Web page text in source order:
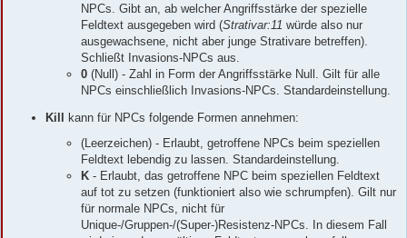
NPCs. Gibt an, ab welcher Angriffsstärke der spezielle
Feldtext ausgegeben wird (Strativar:11 würde also nur
ausgewachsene, nicht aber junge Strativare betreffen).
Schließt Invasions-NPCs aus.
0 (Null) - Zahl in Form der Angriffsstärke Null. Gilt für alle
NPCs einschließlich Invasions-NPCs. Standardeinstellung.
Kill kann für NPCs folgende Formen annehmen:
(Leerzeichen) - Erlaubt, getroffene NPCs beim speziellen
Feldtext lebendig zu lassen. Standardeinstellung.
K - Erlaubt, das getroffene NPC beim speziellen Feldtext
auf tot zu setzen (funktioniert also wie schrumpfen). Gilt nur
für normale NPCs, nicht für
Unique-/Gruppen-/(Super-)Resistenz-NPCs. In diesem Fall